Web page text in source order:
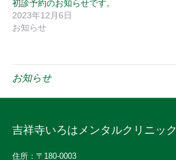
初診予約のお知らせです。
2023年12月6日
お知らせ
お知らせ
吉祥寺いろはメンタルクリニック
住所：〒180-0003